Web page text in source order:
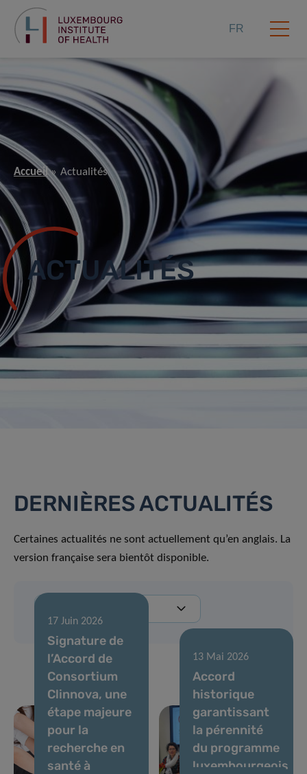
FR
Accueil Actualités
ACTUALITÉS
DERNIÈRES ACTUALITÉS
Certaines actualités ne sont actuellement qu’en anglais. La
version française sera bientôt disponible.
17 Juin 2026
Signature de
l’Accord de
Consortium
Clinnova, une
étape majeure
pour la
recherche en
santé à
13 Mai 2026
Accord
historique
garantissant
la pérennité
du programme
luxembourgeois